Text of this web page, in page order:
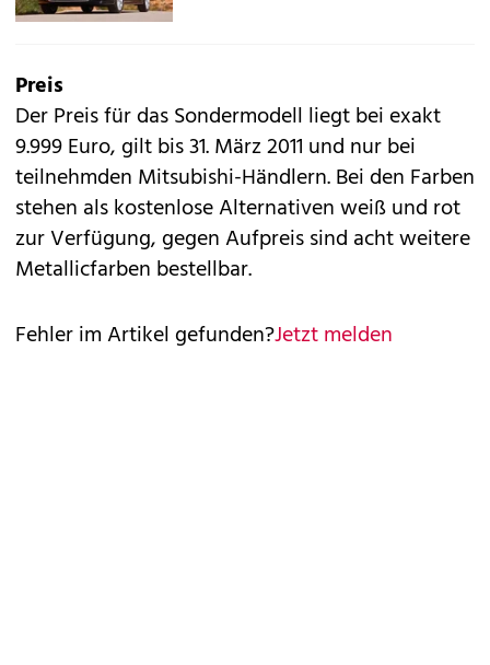
Preis
Der Preis für das Sondermodell liegt bei exakt
9.999 Euro, gilt bis 31. März 2011 und nur bei
teilnehmden Mitsubishi-Händlern. Bei den Farben
stehen als kostenlose Alternativen weiß und rot
zur Verfügung, gegen Aufpreis sind acht weitere
Metallicfarben bestellbar.
Fehler im Artikel gefunden?Jetzt melden